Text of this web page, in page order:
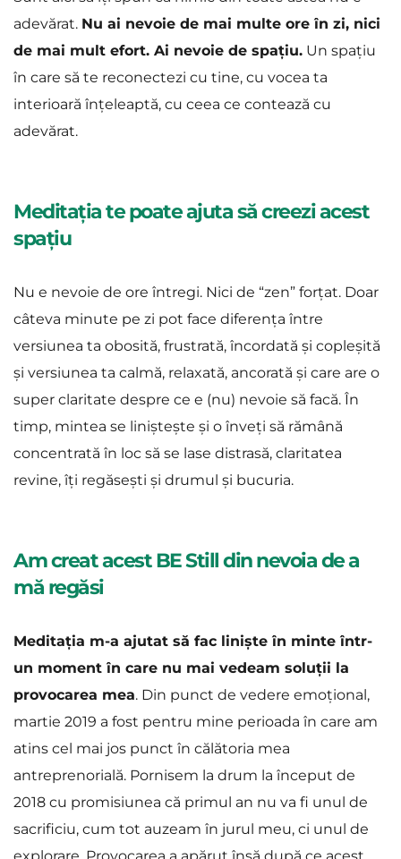
adevărat. Nu ai nevoie de mai multe ore în zi, nici
de mai mult efort. Ai nevoie de spațiu. Un spațiu
în care să te reconectezi cu tine, cu vocea ta
interioară înțeleaptă, cu ceea ce contează cu
adevărat.
Meditația te poate ajuta să creezi acest
spațiu
Nu e nevoie de ore întregi. Nici de “zen” forțat. Doar
câteva minute pe zi pot face diferența între
versiunea ta obosită, frustrată, încordată și copleșită
și versiunea ta calmă, relaxată, ancorată și care are o
super claritate despre ce e (nu) nevoie să facă. În
timp, mintea se liniștește și o înveți să rămână
concentrată în loc să se lase distrasă, claritatea
revine, îți regăsești și drumul și bucuria.
Am creat acest BE Still din nevoia de a
mă regăsi
Meditația m-a ajutat să fac liniște în minte într-
un moment în care nu mai vedeam soluții la
provocarea mea. Din punct de vedere emoțional,
martie 2019 a fost pentru mine perioada în care am
atins cel mai jos punct în călătoria mea
antreprenorială. Pornisem la drum la început de
2018 cu promisiunea că primul an nu va fi unul de
sacrificiu, cum tot auzeam în jurul meu, ci unul de